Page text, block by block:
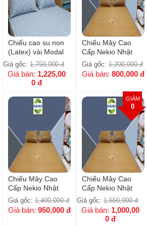
Chiếu cao su non
(Latex) vải Modal
gỗ sồi Họa Tiết
Giá gốc: 1,750,000 đ
Giá bán: 1,225,00
0 đ
Chiếu Mây Cao
Cấp Nekio Nhật
Bản 120x200cm
Giá gốc:1,200,000 đ
Giá bán: 800,000 đ
Chiếu Mây Cao
Cấp Nekio Nhật
Bản 160x200cm
Giá gốc: 1,400,000 đ
Giá bán: 950,000 đ
GIẢM
0
Chiếu Mây Cao
Cấp Nekio Nhật
Bản 180x200cm
Giá gốc: 1,550,000 đ
Giá bán: 1,000,00
0 đ